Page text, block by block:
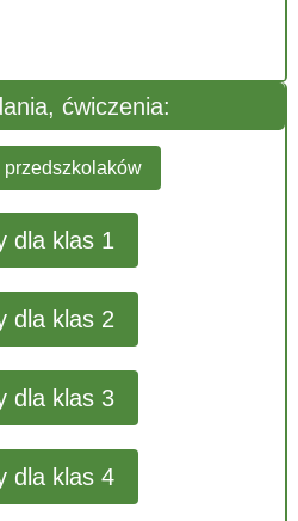
ćwiczenia:
przedszkolaków
dla klas 1
dla klas 2
dla klas 3
dla klas 4